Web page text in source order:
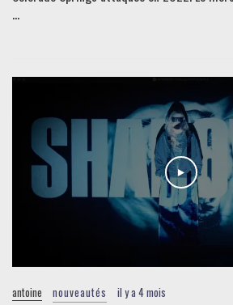
...
antoine nouveautés il y a 4 mois